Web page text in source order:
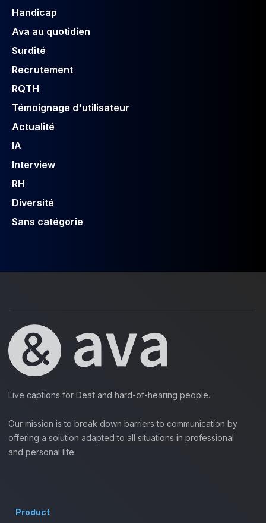
Handicap
Ava au quotidien
Surdité
Recrutement
RQTH
Témoignage d'utilisateur
Actualité
IA
Interview
RH
Diversité
Sans catégorie
Live captions for Deaf and hard-of-hearing people.
Our mission is to break down barriers to communication by
offering a solution adapted to all situations in professional
and personal life.
Product